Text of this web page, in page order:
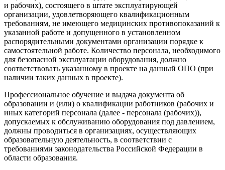
и рабочих), состоящего в штате эксплуатирующей
организации, удовлетворяющего квалификационным
требованиям, не имеющего медицинских противопоказаний к
указанной работе и допущенного в установленном
распорядительными документами организации порядке к
самостоятельной работе. Количество персонала, необходимого
для безопасной эксплуатации оборудования, должно
соответствовать указанному в проекте на данный ОПО (при
наличии таких данных в проекте).
Профессиональное обучение и выдача документа об
образовании и (или) о квалификации работников (рабочих и
иных категорий персонала (далее - персонала (рабочих)),
допускаемых к обслуживанию оборудования под давлением,
должны проводиться в организациях, осуществляющих
образовательную деятельность, в соответствии с
требованиями законодательства Российской Федерации в
области образования.